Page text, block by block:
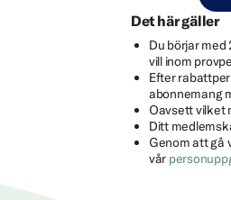
Det här gäller
Du börjar med
vill inom
Efter
abonnemang
Oavsett vilket
Ditt
Genom att gå
vår